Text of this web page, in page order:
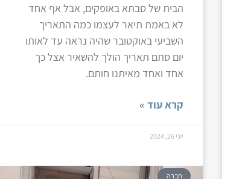
הבית של סבתא באופקים, אבל אף אחד
לא באמת תיאר לעצמו כמה התאריך
השביעי באוקטובר שהיה נראה עד לאותו
יום סתם תאריך הולך להשאיר אצל כך
אחד ואחד מאיתנו חותם.
קרא עוד »
יוני 26, 2024
חברה